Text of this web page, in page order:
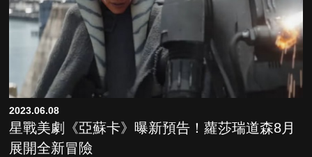
2023.06.08
星戰美劇《亞蘇卡》曝新預告！蘿莎瑞道森8月
展開全新冒險